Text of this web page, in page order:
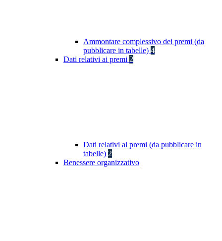
Ammontare complessivo dei premi (da
pubblicare in tabelle) 4
Dati relativi ai premi 2
Dati relativi ai premi (da pubblicare in
tabelle) 2
Benessere organizzativo